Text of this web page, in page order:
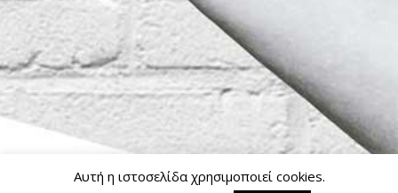
Αυτή η ιστοσελίδα χρησιμοποιεί cookies.